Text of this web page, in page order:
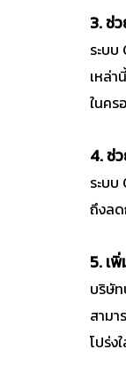
3. ช่
ระบบ
เหล่
ในคร
4. ช่
ระบบ
ถึงลด
5. เ
บริษั
สามา
โปร่ง